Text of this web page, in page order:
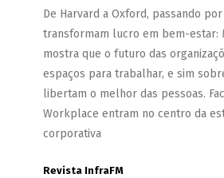
De Harvard a Oxford, passando por
transformam lucro em bem-estar:
mostra que o futuro das
espaços para trabalhar, e sim
libertam o melhor das pessoas.
Workplace entram no centro da
corporativa
Revista InfraFM